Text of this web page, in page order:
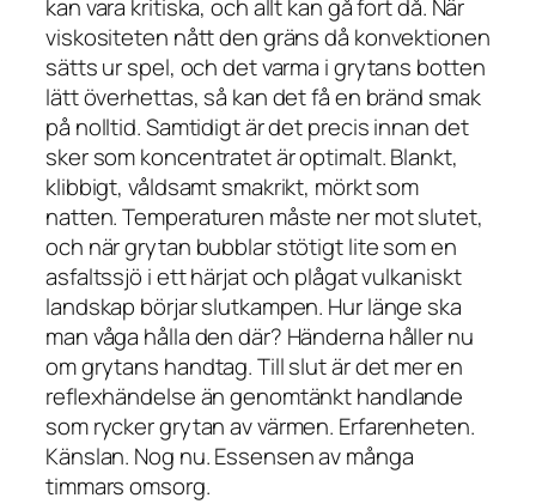
kan vara kritiska, och allt kan gå fort då. När
viskositeten nått den gräns då konvektionen
sätts ur spel, och det varma i grytans botten
lätt överhettas, så kan det få en bränd smak
på nolltid. Samtidigt är det precis innan det
sker som koncentratet är optimalt. Blankt,
klibbigt, våldsamt smakrikt, mörkt som
natten. Temperaturen måste ner mot slutet,
och när grytan bubblar stötigt lite som en
asfaltssjö i ett härjat och plågat vulkaniskt
landskap börjar slutkampen. Hur länge ska
man våga hålla den där? Händerna håller nu
om grytans handtag. Till slut är det mer en
reflexhändelse än genomtänkt handlande
som rycker grytan av värmen. Erfarenheten.
Känslan. Nog nu. Essensen av många
timmars omsorg.